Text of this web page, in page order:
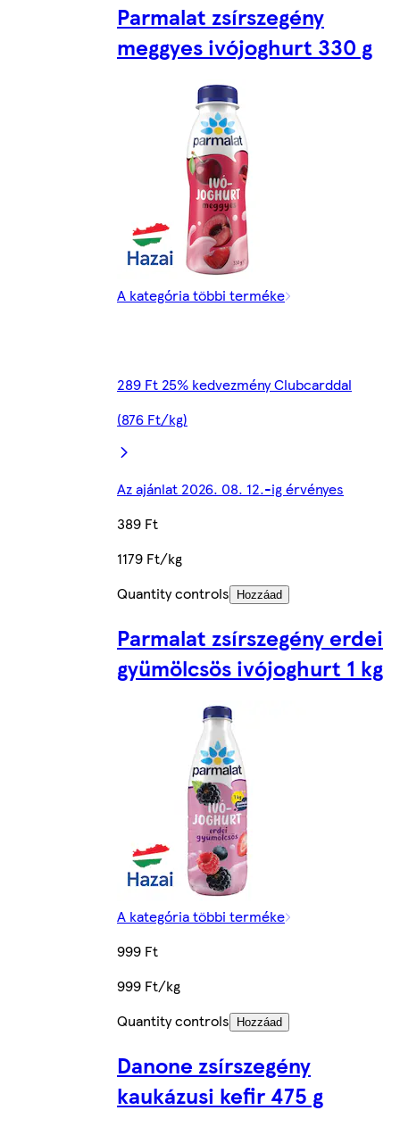
Parmalat zsírszegény
meggyes ivójoghurt 330 g
A kategória többi terméke
289 Ft 25% kedvezmény Clubcarddal
(876 Ft/kg)
Az ajánlat 2026. 08. 12.-ig érvényes
389 Ft
1179 Ft/kg
Quantity controls
Hozzáad
Parmalat zsírszegény erdei
gyümölcsös ivójoghurt 1 kg
A kategória többi terméke
999 Ft
999 Ft/kg
Quantity controls
Hozzáad
Danone zsírszegény
kaukázusi kefir 475 g